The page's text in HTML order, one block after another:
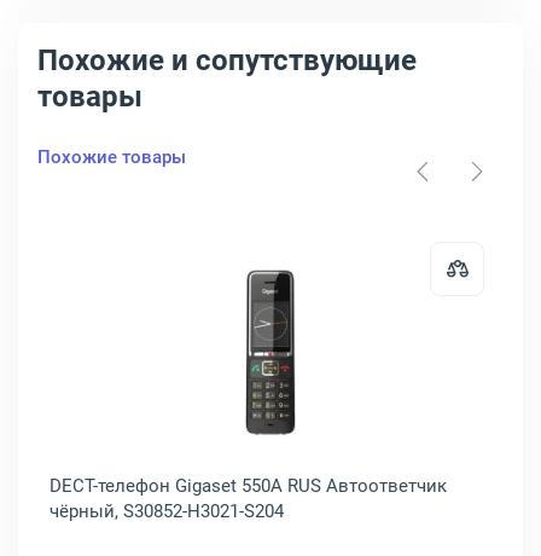
Похожие и сопутствующие
товары
Похожие товары
Panasonic KX-TG2511RU Серый, KX-TG2511RUM
Открыть товар: DECT-телефон
DECT-телефон Gigaset 550A RUS Автоответчик
чёрный, S30852-H3021-S204